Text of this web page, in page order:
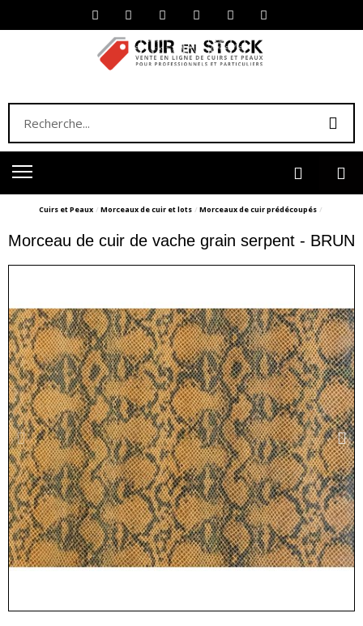
Cuirs et Peaux Morceaux de cuir et lots Morceaux de cuir prédécoupés
Morceau de cuir de vache grain serpent - BRUN